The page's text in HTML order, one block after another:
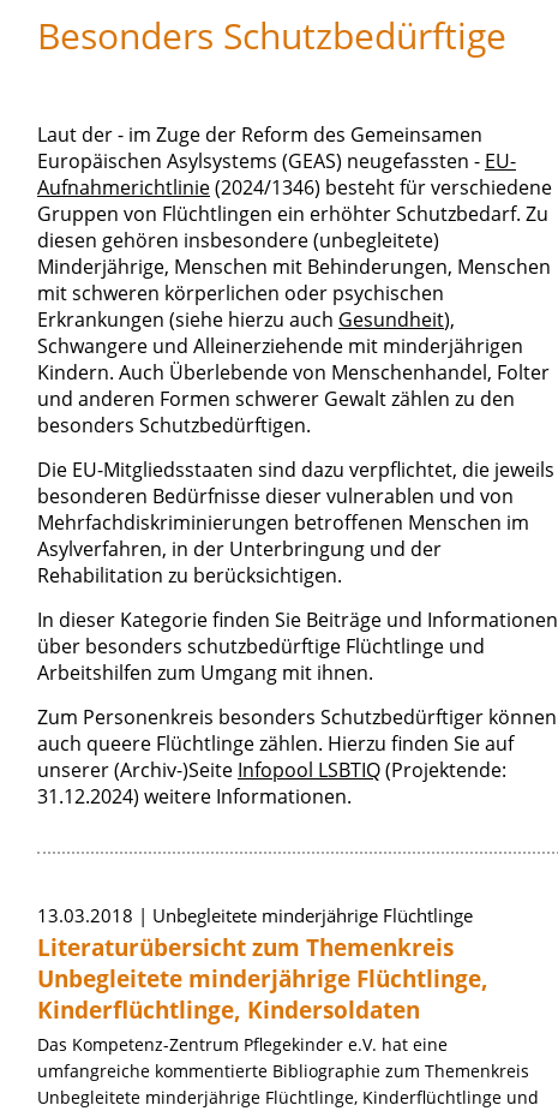
Besonders Schutzbedürftige
Laut der - im Zuge der Reform des Gemeinsamen
Europäischen Asylsystems (GEAS) neugefassten - EU-
Aufnahmerichtlinie(2024/1346) besteht für verschiedene
Gruppen von Flüchtlingen ein erhöhter Schutzbedarf. Zu
diesen gehören insbesondere (unbegleitete)
Minderjährige, Menschen mit Behinderungen, Menschen
mit schweren körperlichen oder psychischen
Erkrankungen (siehe hierzu auch Gesundheit),
Schwangere und Alleinerziehende mit minderjährigen
Kindern. Auch Überlebende von Menschenhandel, Folter
und anderen Formen schwerer Gewalt zählen zu den
besonders Schutzbedürftigen.
Die EU-Mitgliedsstaaten sind dazu verpflichtet, die jeweils
besonderen Bedürfnisse dieser vulnerablen und von
Mehrfachdiskriminierungen betroffenen Menschen im
Asylverfahren, in der Unterbringung und der
Rehabilitation zu berücksichtigen.
In dieser Kategorie finden Sie Beiträge und Informationen
über besonders schutzbedürftige Flüchtlinge und
Arbeitshilfen zum Umgang mit ihnen.
Zum Personenkreis besonders Schutzbedürftiger können
auch queere Flüchtlinge zählen. Hierzu finden Sie auf
unserer (Archiv-)Seite Infopool LSBTIQ(Projektende:
31.12.2024) weitere Informationen.
13.03.2018 Unbegleitete minderjährige Flüchtlinge
Literaturübersicht zum Themenkreis
Unbegleitete minderjährige Flüchtlinge,
Kinderflüchtlinge, Kindersoldaten
Das Kompetenz-Zentrum Pflegekinder e.V. hat eine
umfangreiche kommentierte Bibliographie zum Themenkreis
Unbegleitete minderjährige Flüchtlinge, Kinderflüchtlinge und